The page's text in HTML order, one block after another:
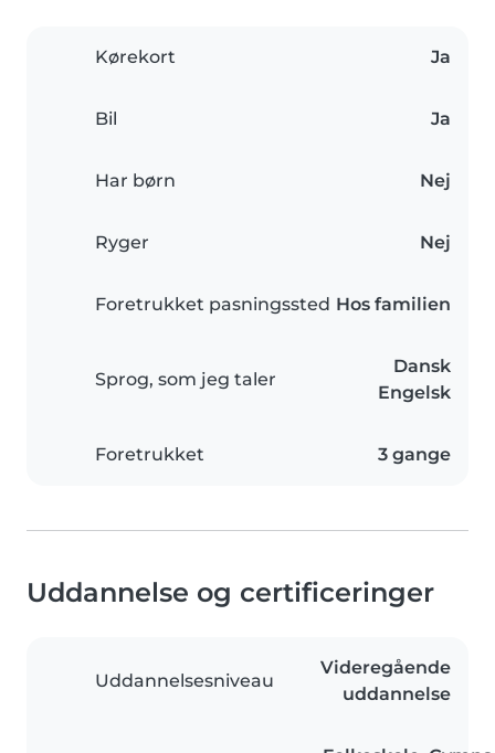
Kørekort Ja
Bil Ja
Har børn Nej
Ryger Nej
Foretrukket pasningssted Hos familien
Sprog, som jeg taler
Dansk
Engelsk
Foretrukket 3 gange
Uddannelse og certificeringer
Uddannelsesniveau
Videregående
uddannelse